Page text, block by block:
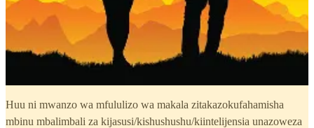
Huu ni mwanzo wa mfululizo wa makala zitakazokufahamisha
mbinu mbalimbali za kijasusi/kishushushu/kiintelijensia unazoweza